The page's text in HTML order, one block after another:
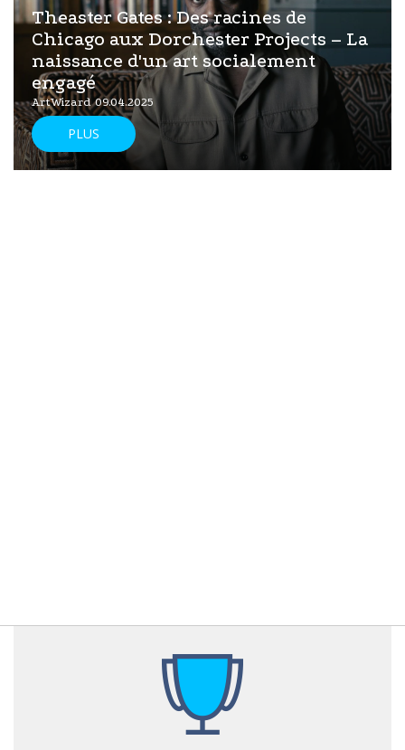
Theaster Gates : Des racines de
Chicago aux Dorchester Projects – La
naissance d'un art socialement
engagé
ArtWizard 09.04.2025
PLUS